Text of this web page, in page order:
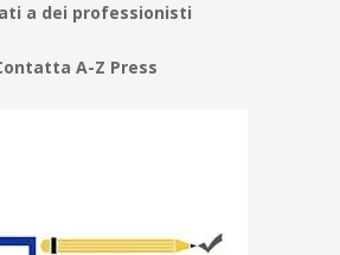
a dei professionisti
A-Z Press